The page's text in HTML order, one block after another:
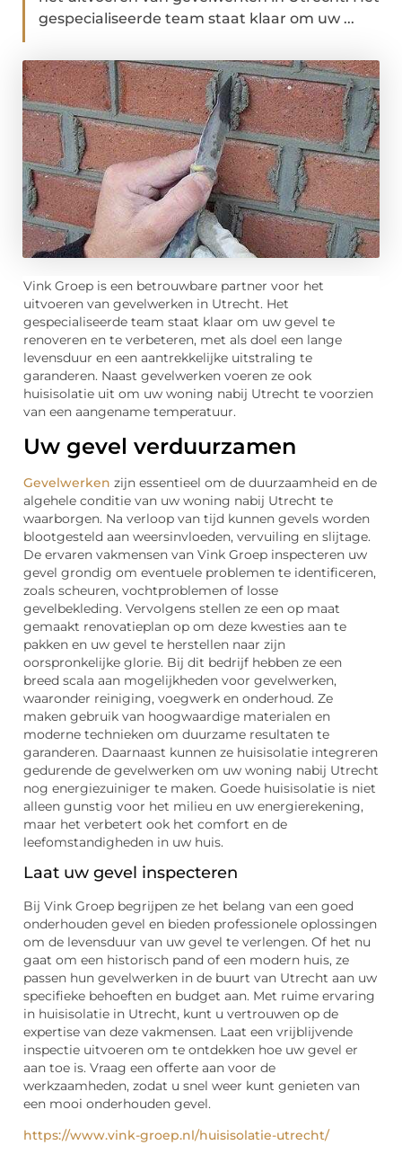
gespecialiseerde team staat klaar om uw ...
Vink Groep is een betrouwbare partner voor het
uitvoeren van gevelwerken in Utrecht. Het
gespecialiseerde team staat klaar om uw gevel te
renoveren en te verbeteren, met als doel een lange
levensduur en een aantrekkelijke uitstraling te
garanderen. Naast gevelwerken voeren ze ook
huisisolatie uit om uw woning nabij Utrecht te voorzien
van een aangename temperatuur.
Uw gevel verduurzamen
Gevelwerken zijn essentieel om de duurzaamheid en de
algehele conditie van uw woning nabij Utrecht te
waarborgen. Na verloop van tijd kunnen gevels worden
blootgesteld aan weersinvloeden, vervuiling en slijtage.
De ervaren vakmensen van Vink Groep inspecteren uw
gevel grondig om eventuele problemen te identificeren,
zoals scheuren, vochtproblemen of losse
gevelbekleding. Vervolgens stellen ze een op maat
gemaakt renovatieplan op om deze kwesties aan te
pakken en uw gevel te herstellen naar zijn
oorspronkelijke glorie. Bij dit bedrijf hebben ze een
breed scala aan mogelijkheden voor gevelwerken,
waaronder reiniging, voegwerk en onderhoud. Ze
maken gebruik van hoogwaardige materialen en
moderne technieken om duurzame resultaten te
garanderen. Daarnaast kunnen ze huisisolatie integreren
gedurende de gevelwerken om uw woning nabij Utrecht
nog energiezuiniger te maken. Goede huisisolatie is niet
alleen gunstig voor het milieu en uw energierekening,
maar het verbetert ook het comfort en de
leefomstandigheden in uw huis.
Laat uw gevel inspecteren
Bij Vink Groep begrijpen ze het belang van een goed
onderhouden gevel en bieden professionele oplossingen
om de levensduur van uw gevel te verlengen. Of het nu
gaat om een historisch pand of een modern huis, ze
passen hun gevelwerken in de buurt van Utrecht aan uw
specifieke behoeften en budget aan. Met ruime ervaring
in huisisolatie in Utrecht, kunt u vertrouwen op de
expertise van deze vakmensen. Laat een vrijblijvende
inspectie uitvoeren om te ontdekken hoe uw gevel er
aan toe is. Vraag een offerte aan voor de
werkzaamheden, zodat u snel weer kunt genieten van
een mooi onderhouden gevel.
https://www.vink-groep.nl/huisisolatie-utrecht/